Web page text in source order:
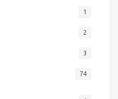
1
2
3
74